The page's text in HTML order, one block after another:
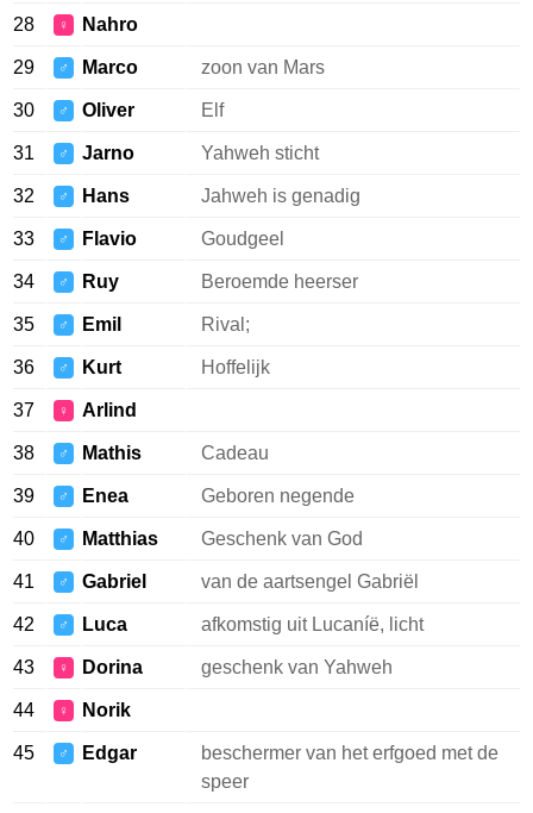
28 ♀ Nahro
29 ♂ Marco zoon van Mars
30 ♂ Oliver Elf
31 ♂ Jarno Yahweh sticht
32 ♂ Hans Jahweh is genadig
33 ♂ Flavio Goudgeel
34 ♂ Ruy Beroemde heerser
35 ♂ Emil Rival;
36 ♂ Kurt Hoffelijk
37 ♀ Arlind
38 ♂ Mathis Cadeau
39 ♂ Enea Geboren negende
40 ♂ Matthias Geschenk van God
41 ♂ Gabriel van de aartsengel Gabriël
42 ♂ Luca afkomstig uit Lucaníë, licht
43 ♀ Dorina geschenk van Yahweh
44 ♀ Norik
45 ♂ Edgar
beschermer van het erfgoed met de
speer